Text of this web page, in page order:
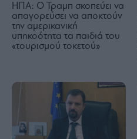
ΗΠΑ: Ο Τραμπ σκοπεύει να
απαγορεύσει να αποκτούν
την αμερικανική
υπηκοότητα τα παιδιά του
«τουρισμού τοκετού»